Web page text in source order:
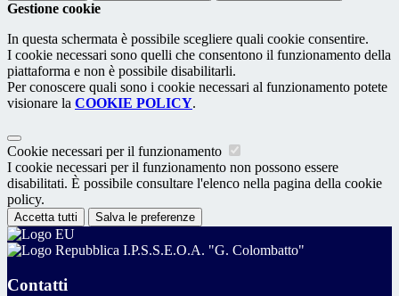
Gestione cookie
In questa schermata è possibile scegliere quali cookie consentire.
I cookie necessari sono quelli che consentono il funzionamento della
piattaforma e non è possibile disabilitarli.
Per conoscere quali sono i cookie necessari al funzionamento potete
visionare la COOKIE POLICY.
Cookie necessari per il funzionamento
I cookie necessari per il funzionamento non possono essere
disabilitati. È possibile consultare l'elenco nella pagina della cookie
policy.
Accetta tutti Salva le preferenze
I.P.S.S.E.O.A. "G. Colombatto"
Contatti